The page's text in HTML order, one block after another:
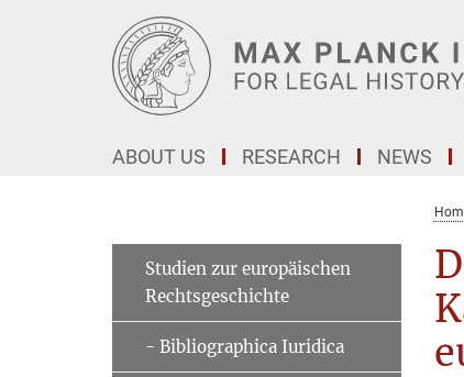
ABOUT US RESEARCH NEWS
Studien zur europäischen
Rechtsgeschichte
- Bibliographica Iuridica